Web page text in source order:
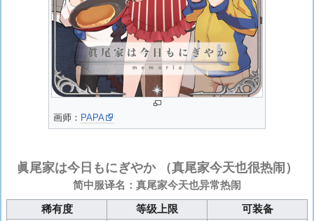
画师： PAPA
眞尾家は今日もにぎやか（真尾家今天也很热闹）
简中服译名：真尾家今天也异常热闹
稀有度 等级上限
可装备